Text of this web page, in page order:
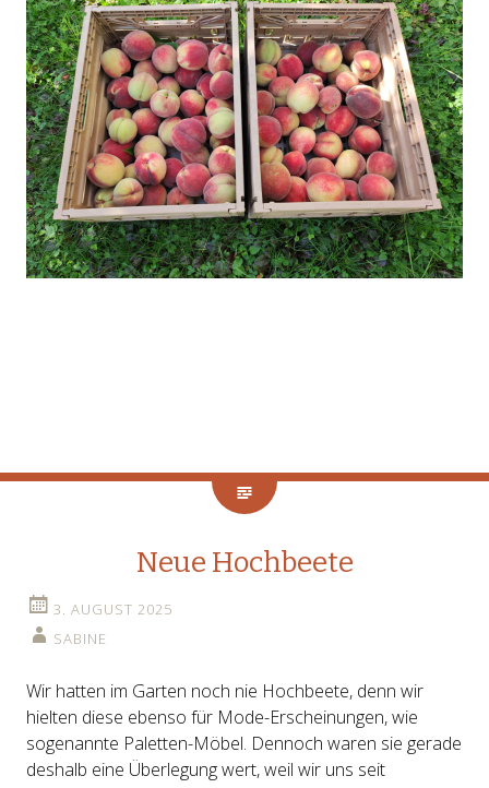
Neue Hochbeete
3. AUGUST 2025
SABINE
Wir hatten im Garten noch nie Hochbeete, denn wir
hielten diese ebenso für Mode-Erscheinungen, wie
sogenannte Paletten-Möbel. Dennoch waren sie gerade
deshalb eine Überlegung wert, weil wir uns seit